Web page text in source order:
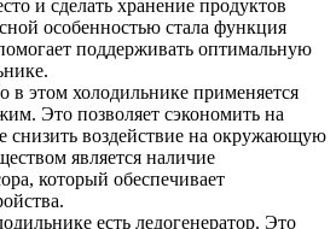
и сделать хранение продуктов
особенностью стала функция
поддерживать оптимальную
в этом холодильнике применяется
Это позволяет сэкономить на
снизить воздействие на окружающую
является наличие
который обеспечивает
есть ледогенератор. Это